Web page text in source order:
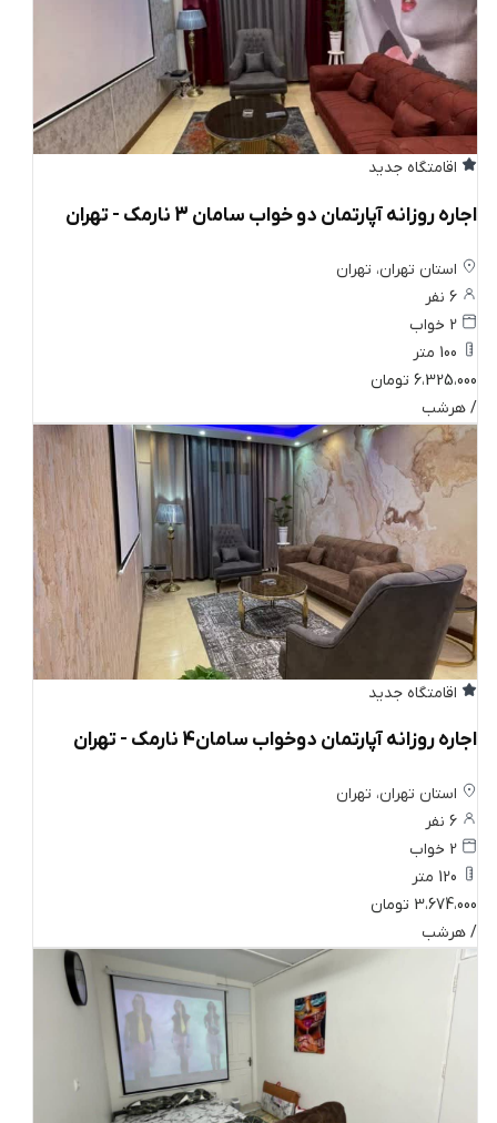
اقامتگاه جدید
اجاره روزانه آپارتمان دو خواب سامان 3 نارمک - تهران
استان تهران، تهران
6،325،000 تومان
/ هرشب
اقامتگاه جدید
اجاره روزانه آپارتمان دوخواب سامان4 نارمک - تهران
استان تهران، تهران
3،674،000 تومان
/ هرشب